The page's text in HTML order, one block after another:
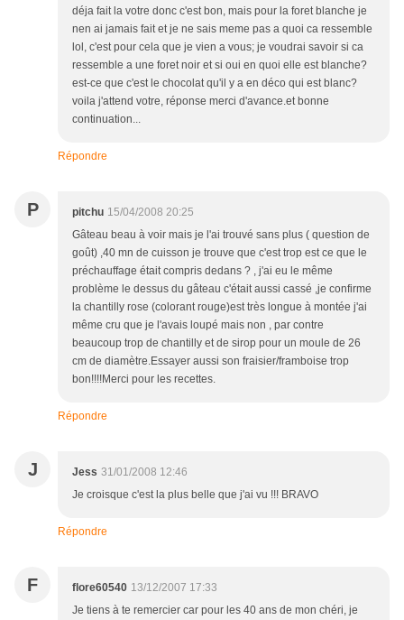
déja fait la votre donc c'est bon, mais pour la foret blanche je
nen ai jamais fait et je ne sais meme pas a quoi ca ressemble
lol, c'est pour cela que je vien a vous; je voudrai savoir si ca
ressemble a une foret noir et si oui en quoi elle est blanche?
est-ce que c'est le chocolat qu'il y a en déco qui est blanc?
voila j'attend votre, réponse merci d'avance.et bonne
continuation...
Répondre
P pitchu 15/04/2008 20:25
Gâteau beau à voir mais je l'ai trouvé sans plus ( question de
goût) ,40 mn de cuisson je trouve que c'est trop est ce que le
préchauffage était compris dedans ? , j'ai eu le même
problème le dessus du gâteau c'était aussi cassé ,je confirme
la chantilly rose (colorant rouge)est très longue à montée j'ai
même cru que je l'avais loupé mais non , par contre
beaucoup trop de chantilly et de sirop pour un moule de 26
cm de diamètre.Essayer aussi son fraisier/framboise trop
bon!!!!Merci pour les recettes.
Répondre
J Jess 31/01/2008 12:46
Je croisque c'est la plus belle que j'ai vu !!! BRAVO
Répondre
F flore60540 13/12/2007 17:33
Je tiens à te remercier car pour les 40 ans de mon chéri, je